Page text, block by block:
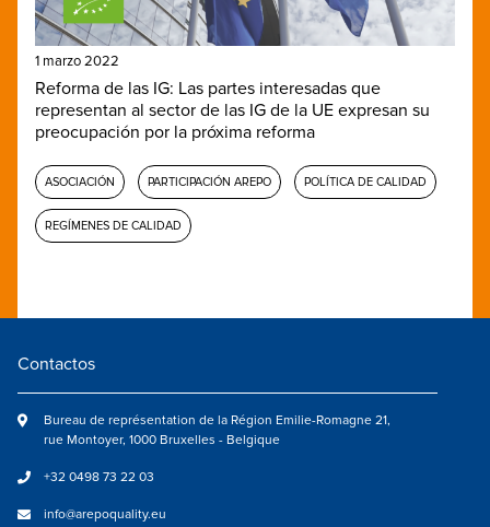
1 marzo 2022
Reforma de las IG: Las partes interesadas que
representan al sector de las IG de la UE expresan su
preocupación por la próxima reforma
ASOCIACIÓN PARTICIPACIÓN AREPO POLÍTICA DE CALIDAD
REGÍMENES DE CALIDAD
Contactos
Bureau de représentation de la Région Emilie-Romagne 21,
rue Montoyer, 1000 Bruxelles - Belgique
+32 0498 73 22 03
info@arepoquality.eu